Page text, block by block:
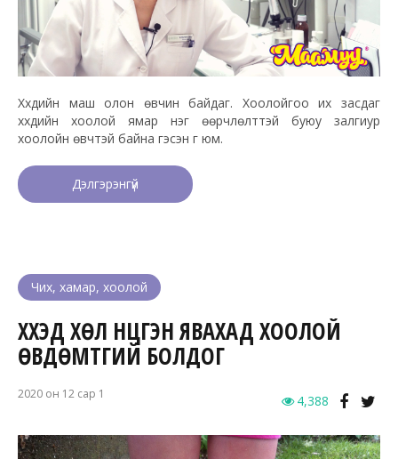
Хүүхдийн маш олон өвчин байдаг. Хоолойгоо их засдаг
хүүхдийн хоолой ямар нэг өөрчлөлттэй буюу залгиур
хоолойн өвчтэй байна гэсэн үг юм.
Дэлгэрэнгүй
Чих, хамар, хоолой
ХҮҮХЭД ХӨЛ НҮЦГЭН ЯВАХАД ХООЛОЙ
ӨВДӨМТГИЙ БОЛДОГ
2020 он 12 сар 1 4,388